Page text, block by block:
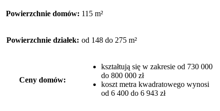
Powierzchnie domów: 115 m²
Powierzchnie działek: od 148 do 275 m²
Ceny domów:
kształtują się w zakresie od 730 000
do 800 000 zł
koszt metra kwadratowego wynosi
od 6 400 do 6 943 zł